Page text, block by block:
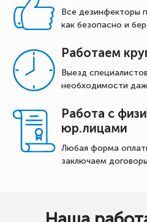
Все дезинфекторы
как безопасно и
Работаем
Выезд
необходимости
Работа с
юр.лицами
Любая форма
заключаем